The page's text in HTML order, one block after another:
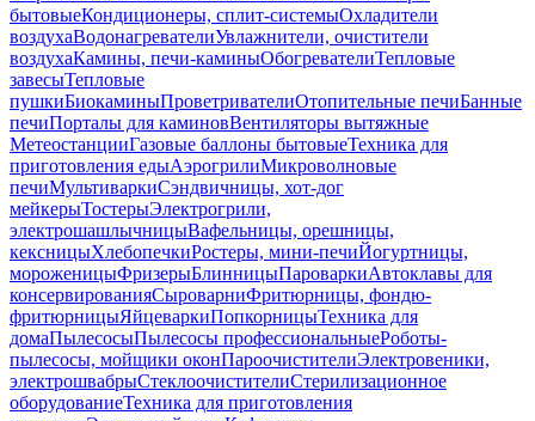
бытовыеКондиционеры, сплит-системыОхладители
воздухаВодонагревателиУвлажнители, очистители
воздухаКамины, печи-каминыОбогревателиТепловые
завесыТепловые
пушкиБиокаминыПроветривателиОтопительные печиБанные
печиПорталы для каминовВентиляторы вытяжные
МетеостанцииГазовые баллоны бытовыеТехника для
приготовления едыАэрогрилиМикроволновые
печиМультиваркиСэндвичницы, хот-дог
мейкерыТостерыЭлектрогрили,
электрошашлычницыВафельницы, орешницы,
кексницыХлебопечкиРостеры, мини-печиЙогуртницы,
мороженицыФризерыБлинницыПароваркиАвтоклавы для
консервированияСыроварниФритюрницы, фондю-
фритюрницыЯйцеваркиПопкорницыТехника для
домаПылесосыПылесосы профессиональныеРоботы-
пылесосы, мойщики оконПароочистителиЭлектровеники,
электрошвабрыСтеклоочистителиСтерилизационное
оборудованиеТехника для приготовления